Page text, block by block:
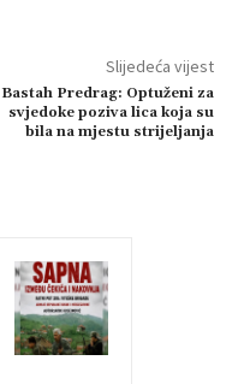
Slijedeća vijest
Bastah Predrag: Optuženi za
svjedoke poziva lica koja su
bila na mjestu strijeljanja